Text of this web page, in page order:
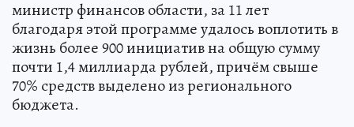
министр финансов области, за 11 лет
благодаря этой программе удалось воплотить в
жизнь более 900 инициатив на общую сумму
почти 1,4 миллиарда рублей, причём свыше
70% средств выделено из регионального
бюджета.